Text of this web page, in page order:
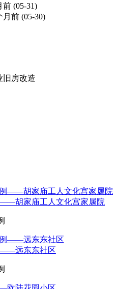
前 (05-31)
月前 (05-30)
旧房改造
胡家庙工人文化宫家属院
——远东东社区